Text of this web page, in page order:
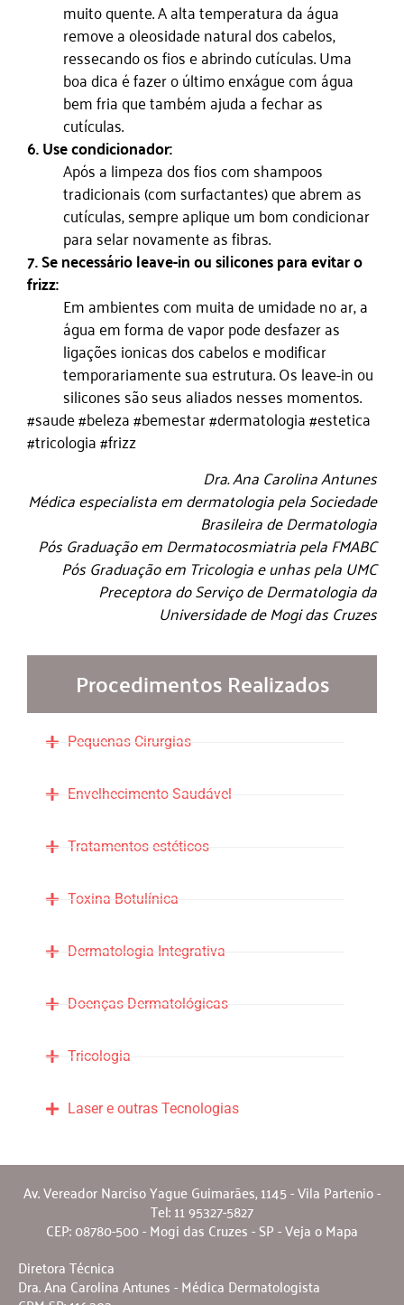
muito quente. A alta temperatura da água
remove a oleosidade natural dos cabelos,
ressecando os fios e abrindo cutículas. Uma
boa dica é fazer o último enxágue com água
bem fria que também ajuda a fechar as
cutículas.
6. Use condicionador:
Após a limpeza dos fios com shampoos
tradicionais (com surfactantes) que abrem as
cutículas, sempre aplique um bom condicionar
para selar novamente as fibras.
7. Se necessário leave-in ou silicones para evitar o
frizz:
Em ambientes com muita de umidade no ar, a
água em forma de vapor pode desfazer as
ligações ionicas dos cabelos e modificar
temporariamente sua estrutura. Os leave-in ou
silicones são seus aliados nesses momentos.
#saude #beleza #bemestar #dermatologia #estetica
#tricologia #frizz
Dra. Ana Carolina Antunes
Médica especialista em dermatologia pela Sociedade
Brasileira de Dermatologia
Pós Graduação em Dermatocosmiatria pela FMABC
Pós Graduação em Tricologia e unhas pela UMC
Preceptora do Serviço de Dermatologia da
Universidade de Mogi das Cruzes
Procedimentos Realizados
Pequenas Cirurgias
Envelhecimento Saudável
Tratamentos estéticos
Toxina Botulínica
Dermatologia Integrativa
Doenças Dermatológicas
Tricologia
Laser e outras Tecnologias
Diretora Técnica
Dra. Ana Carolina Antunes - Médica Dermatologista
Av. Vereador Narciso Yague Guimarães, 1145 - Vila Partenio -
Tel: 11 95327-5827
CEP: 08780-500 - Mogi das Cruzes - SP - Veja o Mapa